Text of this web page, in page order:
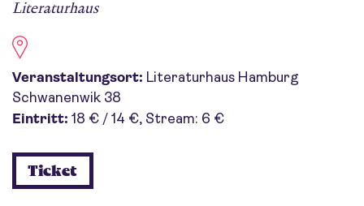
Literaturhaus
Veranstaltungsort: Literaturhaus Hamburg
Schwanenwik 38
Eintritt: 18 € / 14 €, Stream: 6 €
Ticket